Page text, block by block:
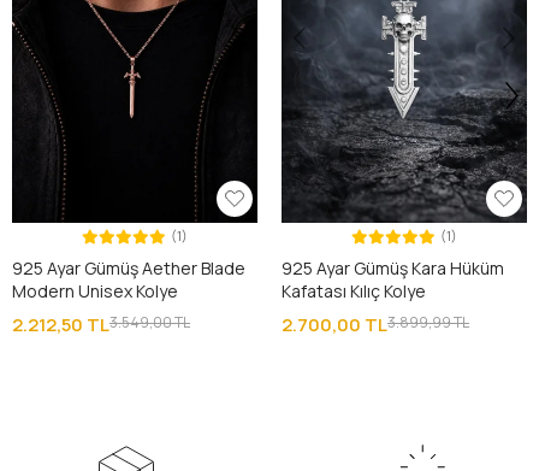
(1)
925 Ayar Gümüş Aether Blade
Modern Unisex Kolye
2.212,50 TL3.549,00 TL
(1)
925 Ayar Gümüş Kara Hüküm
Kafatası Kılıç Kolye
2.700,00 TL3.899,99 TL